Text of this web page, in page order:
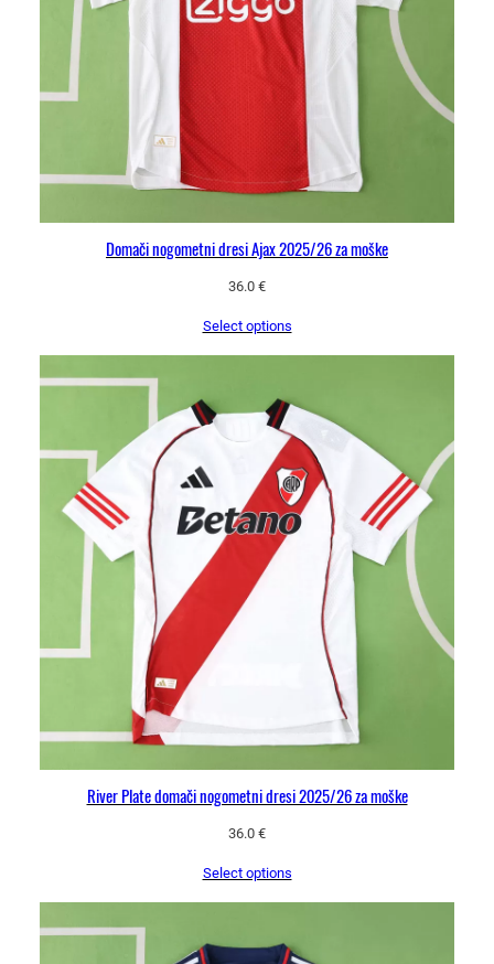
j
a
Domači nogometni dresi Ajax 2025/26 za moške
36.0 €
Select options
River Plate domači nogometni dresi 2025/26 za moške
36.0 €
Select options